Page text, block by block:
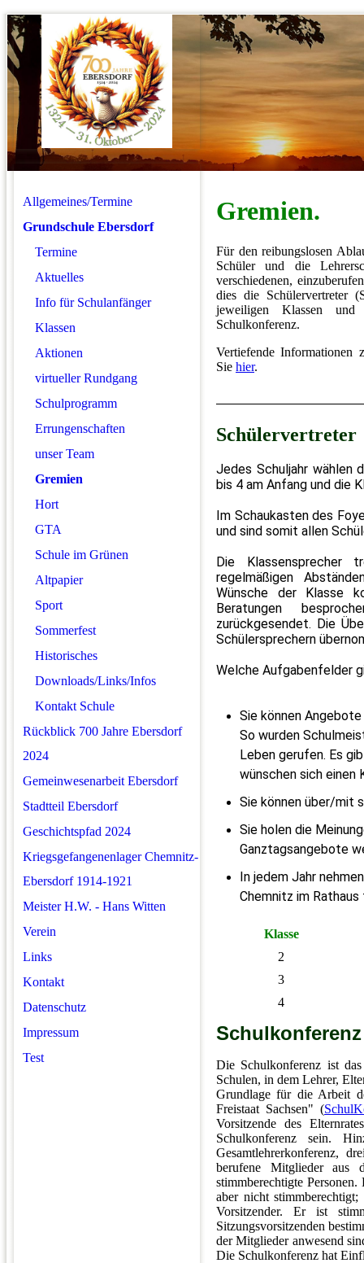
Allgemeines/Termine
Grundschule Ebersdorf
Termine
Aktuelles
Info für Schulanfänger
Klassen
Aktionen
virtueller Rundgang
Schulprogramm
Errungenschaften
unser Team
Gremien
Hort
GTA
Schule im Grünen
Altpapier
Sport
Sommerfest
Historisches
Downloads/Links/Infos
Kontakt Schule
Rückblick 700 Jahre Ebersdorf
2024
Gemeinwesenarbeit Ebersdorf
Stadtteil Ebersdorf
Geschichtspfad 2024
Kriegsgefangenenlager Chemnitz-
Ebersdorf 1914-1921
Meister H.W. - Hans Witten
Verein
Links
Kontakt
Datenschutz
Impressum
Test
Gremien.
Für den reibungslosen
Schüler und die
verschiedenen,
dies die Schülervertreter
jeweiligen Klassen
Schulkonferenz.
Vertiefende Informationen
Sie hier.
Schülervertreter
Jedes Schuljahr wählen
bis 4 am Anfang und die
Im Schaukasten des
und sind somit allen
Die
regelmäßigen
Wünsche der Klasse
Beratungen
zurückgesendet. Die
Schülersprechern
Welche Aufgabenfelder
Sie können
So wurden
Leben gerufen. Es
wünschen sich
Sie können über/mit
Sie holen die
Ganztagsangebote
In jedem Jahr
Chemnitz im Rathaus
Klasse
2
3
4
Schulkonferenz
Die Schulkonferenz ist
Schulen, in dem Lehrer,
Grundlage für die Arbeit
Freistaat Sachsen" (
Vorsitzende des
Schulkonferenz sein.
Gesamtlehrerkonferenz,
berufene Mitglieder aus
stimmberechtigte
aber nicht stimmberechtigt;
Vorsitzender. Er ist
Sitzungsvorsitzenden
der Mitglieder anwesend
Die Schulkonferenz hat